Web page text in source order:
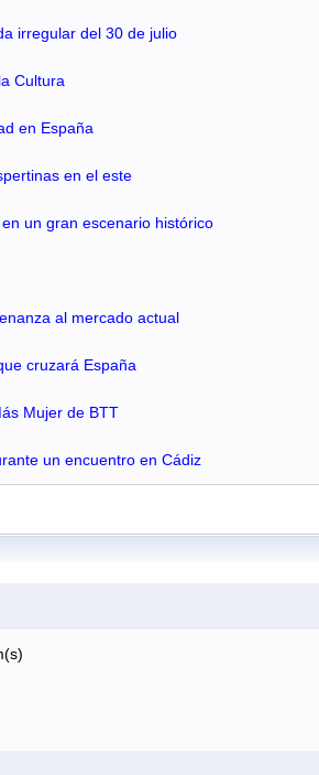
irregular del 30 de julio
Cultura
en España
en el este
un gran escenario histórico
al mercado actual
cruzará España
Mujer de BTT
un encuentro en Cádiz